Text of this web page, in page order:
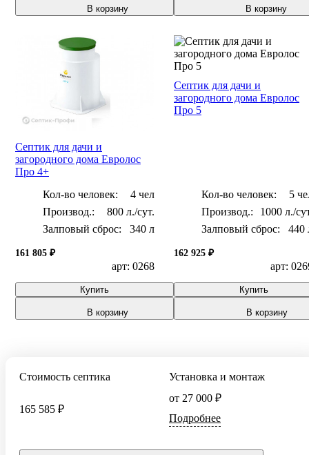
В корзину В корзину
Септик для дачи и
загородного дома Евролос
Про 4+
Кол-во человек:
4 чел
800 л./сут.
Залповый сброс:
340 л
161 805 ₽
арт: 0268
Купить
В корзину
Септик для дачи и
загородного дома Евролос
Про 5
Кол-во человек:
5
1000 л./
Залповый сброс:
440
162 925 ₽
арт:
Купить
В корзину
Стоимость септика
165 585 ₽
Установка и монтаж
от 27 000 ₽
Подробнее